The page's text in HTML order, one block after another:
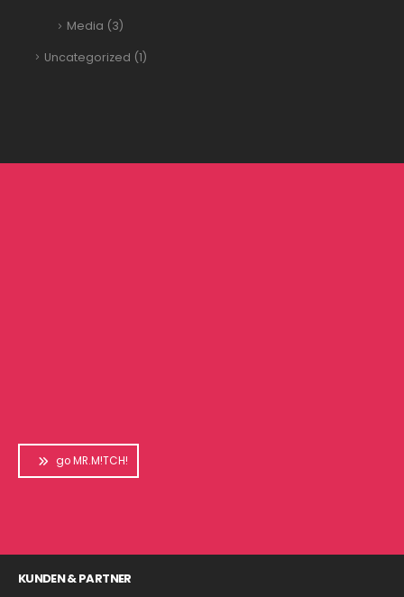
Media (3)
Uncategorized (1)
go MR.M!TCH!
KUNDEN & PARTNER